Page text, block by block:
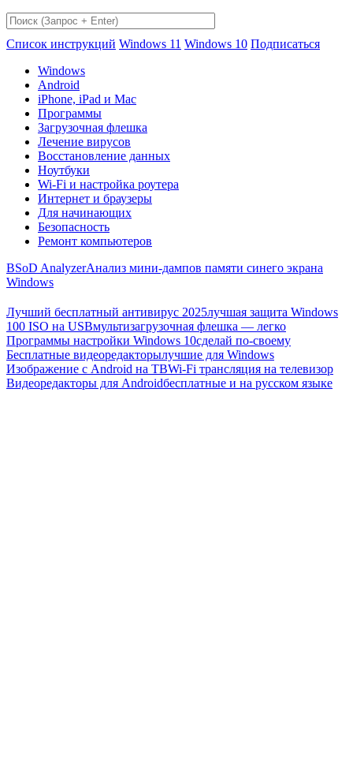
Список инструкций Windows 11 Windows 10 Подписаться
Windows
Android
iPhone, iPad и Mac
Программы
Загрузочная флешка
Лечение вирусов
Восстановление данных
Ноутбуки
Wi-Fi и настройка роутера
Интернет и браузеры
Для начинающих
Безопасность
Ремонт компьютеров
BSoD AnalyzerАнализ мини-дампов памяти синего экрана
Windows
Лучший бесплатный антивирус 2025лучшая защита Windows
100 ISO на USBмультизагрузочная флешка — легко
Программы настройки Windows 10сделай по-своему
Бесплатные видеоредакторылучшие для Windows
Изображение с Android на ТВWi-Fi трансляция на телевизор
Видеоредакторы для Androidбесплатные и на русском языке